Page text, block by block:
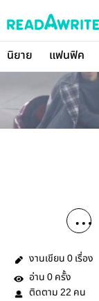
นิยาย แฟนฟิค
งานเขียน 0 เรื่อง
อ่าน 0 ครั้ง
ติดตาม 22 คน